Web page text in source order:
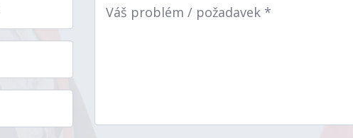
Váš problém / požadavek *